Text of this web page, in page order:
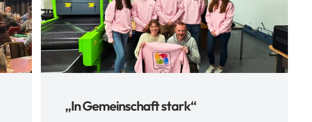
„In Gemeinschaft stark“